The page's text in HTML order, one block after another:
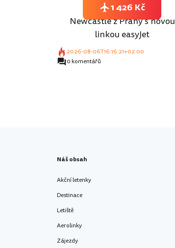
Newcastle z Prahy s novou
linkou easyJet
2026-08-06T16:16:21+02:00
0 komentářů
1 426 Kč
Náš obsah
Akční letenky
Destinace
Letiště
Aerolinky
Zájezdy